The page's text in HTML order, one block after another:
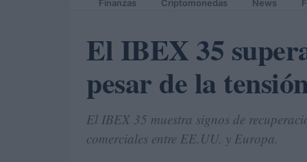
Finanzas Criptomonedas News
El IBEX 35
pesar de la
El IBEX 35 muestra signos de
comerciales entre EE.UU. y Europa.